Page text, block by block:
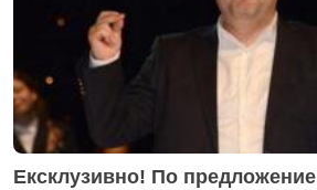
Ексклузивно! По